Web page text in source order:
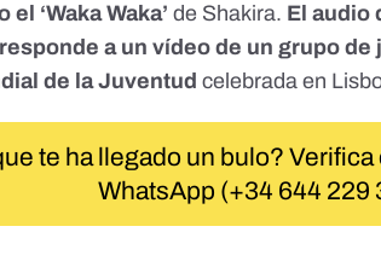
‘Waka Waka’ de Shakira. El audio
a un vídeo de un grupo
de la Juventud celebrada en
te ha llegado un bulo?
WhatsApp (+34 644 229